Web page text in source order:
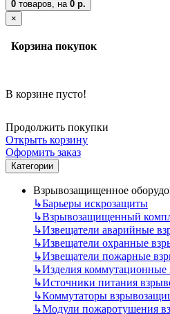
0 товаров, на 0 р.
×
Корзина покупок
В корзине пусто!
Продолжить покупки
Открыть корзину
Оформить заказ
Категории
Взрывозащищенное
↳Барьеры искрозащиты
↳Взрывозащищенный
↳Извещатели аварийные
↳Извещатели охранные
↳Извещатели пожарные
↳Изделия
↳Источники питания
↳Коммутаторы
↳Модули пожаротушения